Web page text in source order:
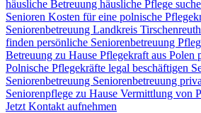
häusliche Betreuung häusliche Pflege
Senioren Kosten für eine polnische
Seniorenbetreuung Landkreis Tirschenreuth
finden persönliche Seniorenbetreuung
Betreuung zu Hause Pflegekraft aus Polen
Polnische Pflegekräfte legal beschäftigen
Seniorenbetreuung Seniorenbetreuung
Seniorenpflege zu Hause Vermittlung von
Jetzt Kontakt aufnehmen